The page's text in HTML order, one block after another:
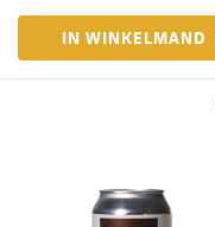
IN WINKELMAND